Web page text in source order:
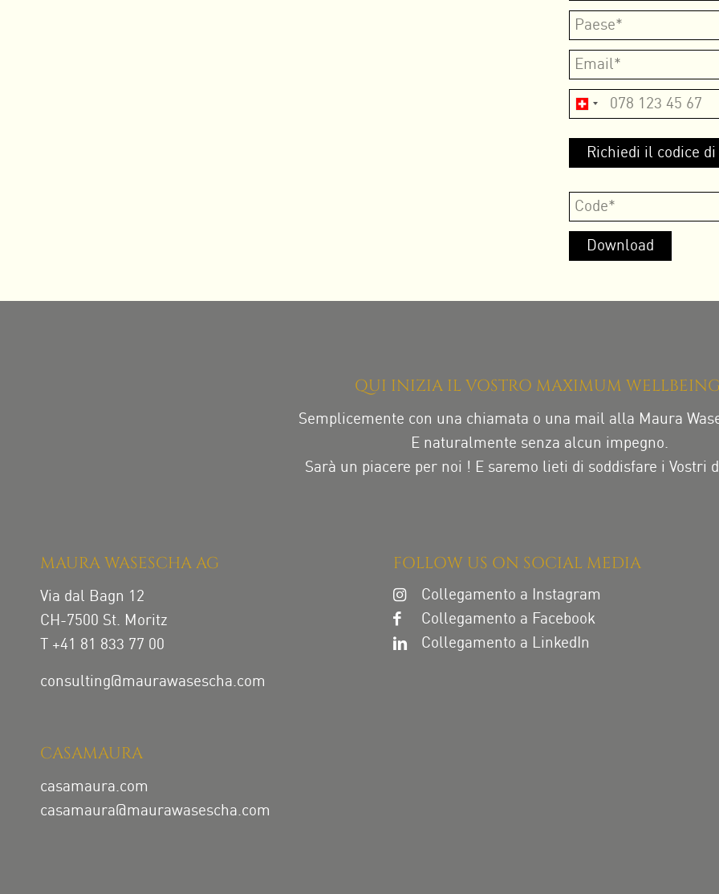
QUI INIZIA IL VOSTRO MAXIMUM
Semplicemente con una chiamata o una mail alla Maura
E naturalmente senza alcun impegno.
Sarà un piacere per noi ! E saremo lieti di soddisfare i Vostri
MAURA WASESCHA AG
Via dal Bagn 12
CH-7500 St. Moritz
T +41 81 833 77 00
consulting@maurawasescha.com
CASAMAURA
casamaura.com
casamaura@maurawasescha.com
FOLLOW US ON SOCIAL MEDIA
Collegamento a Instagram
Collegamento a Facebook
Collegamento a LinkedIn